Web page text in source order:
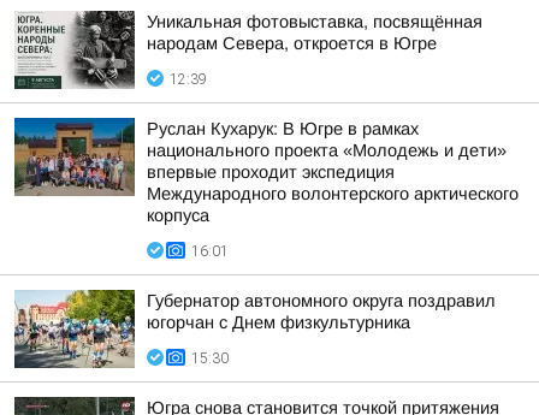
Уникальная фотовыставка, посвящённая
народам Севера, откроется в Югре
12:39
Руслан Кухарук: В Югре в рамках
национального проекта «Молодежь и дети»
впервые проходит экспедиция
Международного волонтерского арктического
корпуса
16:01
Губернатор автономного округа поздравил
югорчан с Днем физкультурника
15:30
Югра снова становится точкой притяжения